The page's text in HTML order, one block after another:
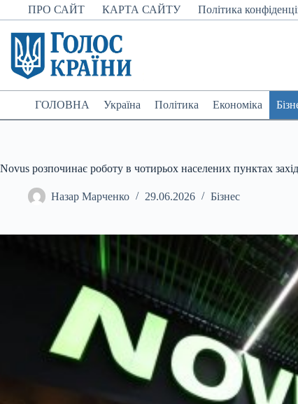
Перейти
до
вмісту
ПРО САЙТ КАРТА САЙТУ Політика
ГОЛОВНА Україна Політика Економіка
Novus розпочинає роботу в чотирьох населених пунктах
Назар Марченко 29.06.2026 Бізнес